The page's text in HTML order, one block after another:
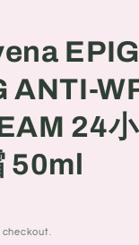
ANTI-
24
50ml